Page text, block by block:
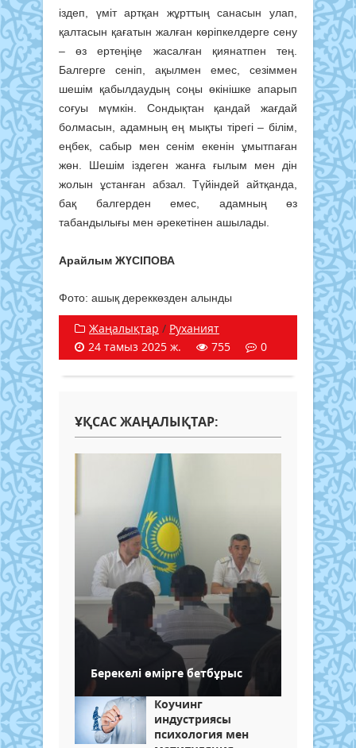
іздеп, үміт артқан жұрттың санасын улап,
қалтасын қағатын жалған көріпкелдерге сену
– өз ертеңіңе жасалған қиянатпен тең.
Балгерге сеніп, ақылмен емес, сезіммен
шешім қабылдаудың соңы өкінішке апарып
соғуы мүмкін. Сондықтан қандай жағдай
болмасын, адамның ең мықты тірегі – білім,
еңбек, сабыр мен сенім екенін ұмытпаған
жөн. Шешім іздеген жанға ғылым мен дін
жолын ұстанған абзал. Түйіндей айтқанда,
бақ балгерден емес, адамның өз
табандылығы мен әрекетінен ашылады.
Арайлым ЖҮСІПОВА
Фото: ашық дереккөзден алынды
Жаңалықтар / Руханият
24 тамыз 2025 ж.
755 0
ҰҚСАС ЖАҢАЛЫҚТАР:
Берекелі өмірге бетбұрыс
Коучинг
индустриясы
психология мен